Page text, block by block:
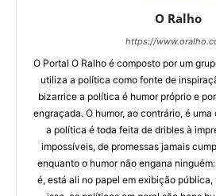
O Ralho
https://
O Portal O Ralho é composto por um
utiliza a política como fonte de
bizarrice a política é humor próprio e
engraçada. O humor, ao contrário, é
a política é toda feita de dribles à
impossíveis, de promessas jamais
enquanto o humor não engana
é, está ali no papel em exibição pública,